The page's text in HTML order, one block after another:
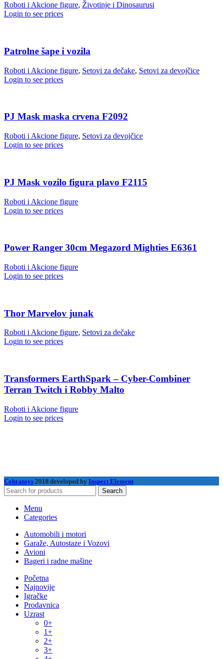
Roboti i Akcione figure, Životinje i Dinosaurusi
Login to see prices
Patrolne šape i vozila
Roboti i Akcione figure, Setovi za dečake, Setovi za devojčice
Login to see prices
PJ Mask maska crvena F2092
Roboti i Akcione figure, Setovi za devojčice
Login to see prices
PJ Mask vozilo figura plavo F2115
Roboti i Akcione figure
Login to see prices
Power Ranger 30cm Megazord Mighties E6361
Roboti i Akcione figure
Login to see prices
Thor Marvelov junak
Roboti i Akcione figure, Setovi za dečake
Login to see prices
Transformers EarthSpark – Cyber-Combiner
Terran Twitch i Robby Malto
Roboti i Akcione figure
Login to see prices
Cobratoys 2018 developed by Inspect Element
Search
Menu
Categories
Automobili i motori
Garaže, Autostaze i Vozovi
Avioni
Bageri i radne mašine
Početna
Najnovije
Igračke
Prodavnica
Uzrast
0+
1+
2+
3+